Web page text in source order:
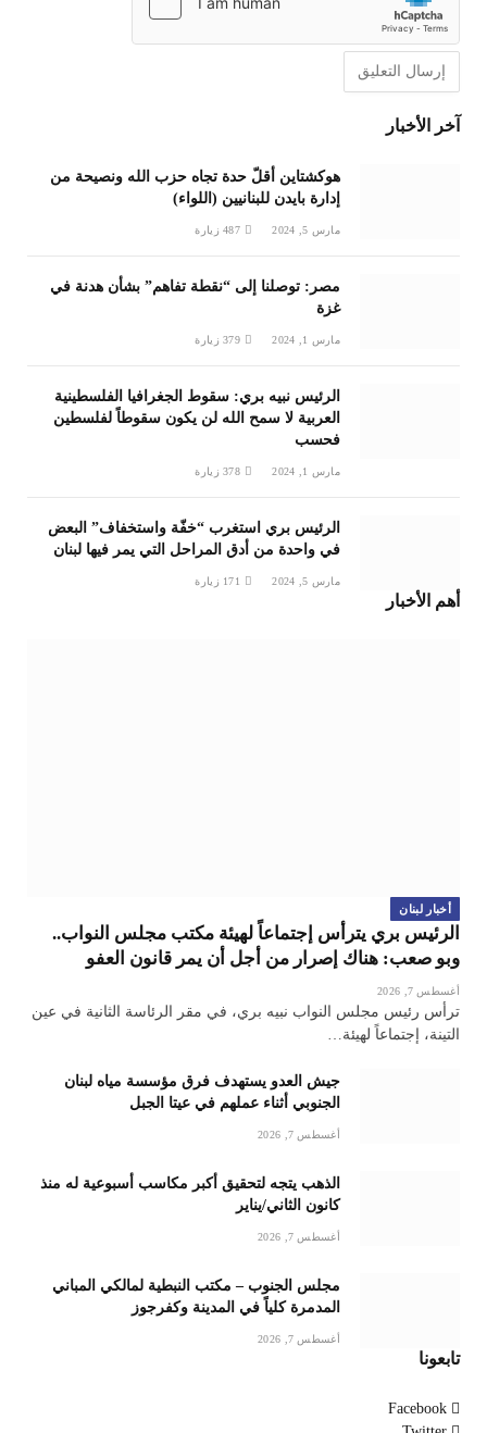
آخر الأخبار
هوكشتاين أقلّ حدة تجاه حزب الله ونصيحة من
إدارة بايدن للبنانيين (اللواء)
مارس 5, 2024 487 زيارة
مصر: توصلنا إلى “نقطة تفاهم” بشأن هدنة في
غزة
مارس 1, 2024 379 زيارة
الرئيس نبيه بري: سقوط الجغرافيا الفلسطينية
العربية لا سمح الله لن يكون سقوطاً لفلسطين
فحسب
مارس 1, 2024 378 زيارة
الرئيس بري استغرب “خفّة واستخفاف” البعض
في واحدة من أدق المراحل التي يمر فيها لبنان
مارس 5, 2024 171 زيارة
أهم الأخبار
أخبار لبنان
الرئيس بري يترأس إجتماعاً لهيئة مكتب مجلس النواب..
وبو صعب: هناك إصرار من أجل أن يمر قانون العفو
أغسطس 7, 2026
ترأس رئيس مجلس النواب نبيه بري، في مقر الرئاسة الثانية في عين
التينة، إجتماعاً لهيئة…
جيش العدو يستهدف فرق مؤسسة مياه لبنان
الجنوبي أثناء عملهم في عيتا الجبل
أغسطس 7, 2026
الذهب يتجه لتحقيق أكبر مكاسب أسبوعية له منذ
كانون الثاني/يناير
أغسطس 7, 2026
مجلس الجنوب – مكتب النبطية لمالكي المباني
المدمرة كلياً في المدينة وكفرجوز
أغسطس 7, 2026
تابعونا
Facebook